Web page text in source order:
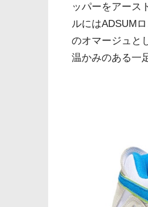
ッパーをアース
ルにはADSUM
のオマージュと
温かみのある一